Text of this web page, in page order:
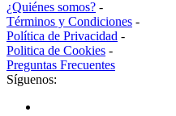
¿Quiénes somos? -
Términos y Condiciones -
Política de Privacidad -
Politica de Cookies -
Preguntas Frecuentes
Síguenos: